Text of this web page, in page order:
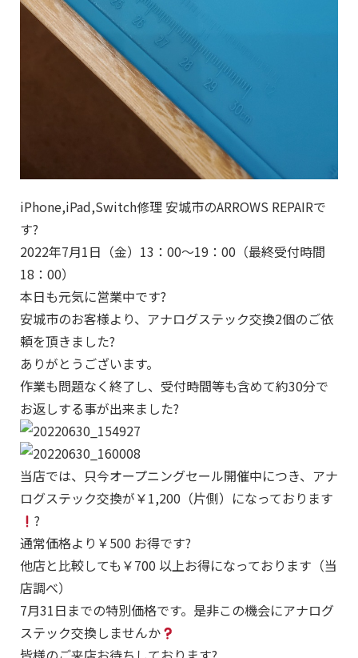
iPhone,iPad,Switch修理 安城市のARROWS REPAIRで
す?
2022年7月1日（金）13：00～19：00（最終受付時間
18：00）
本日も元気に営業中です?
安城市のお客様より、アナログステック交換2個のご依
頼を頂きました?
ありがとうございます。
作業も問題なく終了し、受付時間等も含めて約30分で
お返しする事が出来ました?
当店では、只今オープニングセール開催中につき、アナ
ログステック交換が￥1,200（片側）になっております
?
通常価格より￥500 お得です?
他店と比較しても￥700 以上お得になっております（当
店調べ）
7月31日までの特別価格です。是非この機会にアナログ
ステック交換しませんか